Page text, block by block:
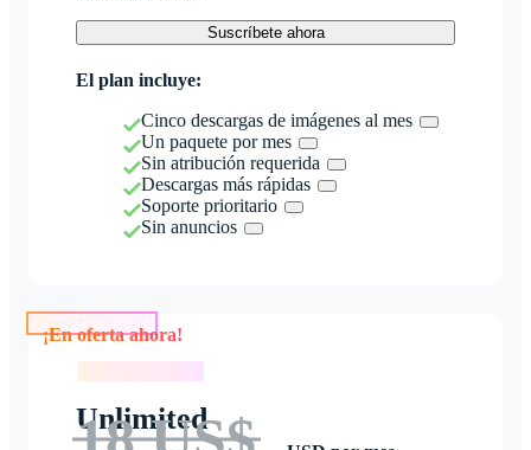
Suscríbete ahora
El plan incluye:
Cinco descargas de imágenes al mes
Un paquete por mes
Sin atribución requerida
Descargas más rápidas
Soporte prioritario
Sin anuncios
Unlimited